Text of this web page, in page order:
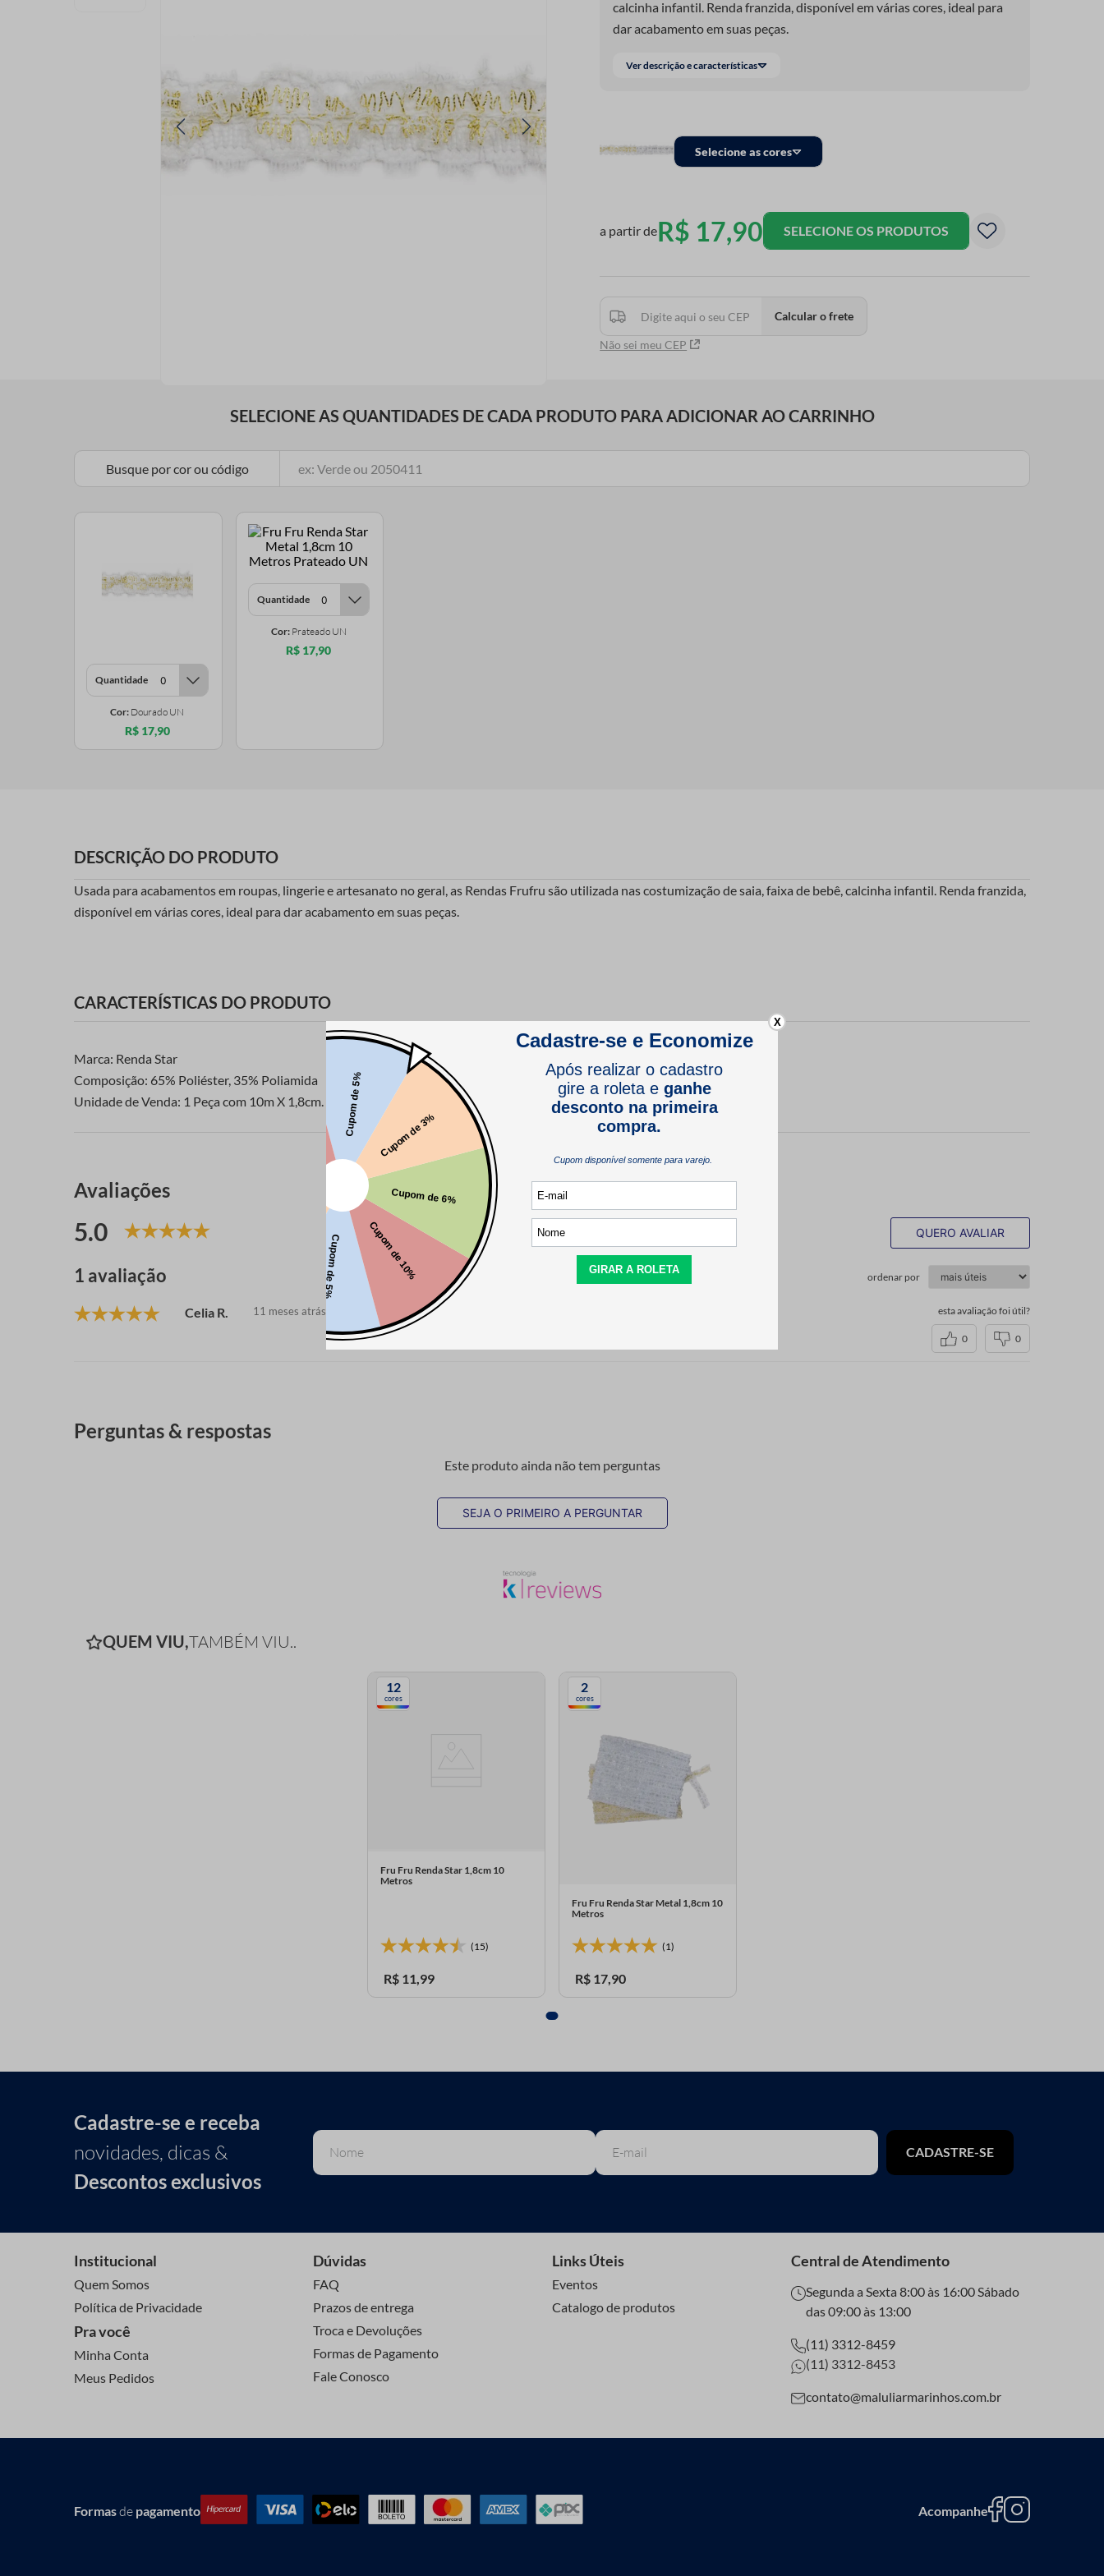
calcinha infantil. Renda franzida, disponível em várias cores, ideal para
dar acabamento em suas peças.
Ver descrição e características
Selecione as cores
a partir deR$ 17,90 SELECIONE OS PRODUTOS
Não sei meu CEP
Calcular o frete
SELECIONE AS QUANTIDADES DE CADA PRODUTO PARA ADICIONAR AO CARRINHO
Busque por cor ou código
Quantidade
Cor: Dourado UN
R$ 17,90
Quantidade
Cor: Prateado UN
R$ 17,90
DESCRIÇÃO DO PRODUTO
Usada para acabamentos em roupas, lingerie e artesanato no geral, as Rendas Frufru são utilizada nas costumização de saia, faixa de bebê, calcinha infantil. Renda franzida,
disponível em várias cores, ideal para dar acabamento em suas peças.
CARACTERÍSTICAS DO PRODUTO
Marca: Renda Star
Composição: 65% Poliéster, 35% Poliamida
Unidade de Venda: 1 Peça com 10m X 1,8cm.
Avaliações
5.0 QUERO AVALIAR
1 avaliação ordenar por
Celia R. 11 meses atrás comprador verificado esta avaliação foi útil?
0 0
Perguntas & respostas
Este produto ainda não tem perguntas
SEJA O PRIMEIRO A PERGUNTAR
QUEM VIU,TAMBÉM VIU..
12
cores
Fru Fru Renda Star 1,8cm 10
Metros
(15)
R$ 11,99
2
cores
Fru Fru Renda Star Metal 1,8cm 10
Metros
(1)
R$ 17,90
Cadastre-se e receba
novidades, dicas &
Descontos exclusivos
CADASTRE-SE
Institucional
Quem Somos
Política de Privacidade
Pra você
Minha Conta
Meus Pedidos
Dúvidas
FAQ
Prazos de entrega
Troca e Devoluções
Formas de Pagamento
Fale Conosco
Links Úteis
Eventos
Catalogo de produtos
Central de Atendimento
Segunda a Sexta 8:00 às 16:00 Sábado
das 09:00 às 13:00
(11) 3312-8459
(11) 3312-8453
contato@maluliarmarinhos.com.br
Formasde pagamento Acompanhe
X